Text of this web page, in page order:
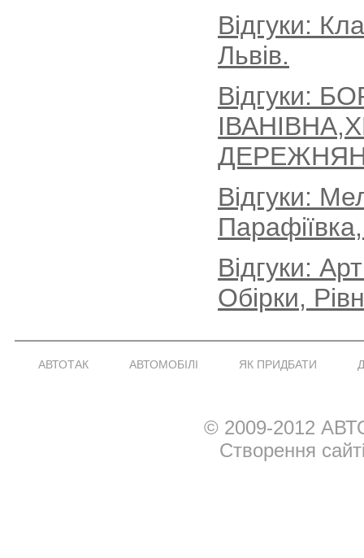
Відгуки:
Львів.
Відгуки:
Відгуки:
Відгуки:
Обірки,
АВТОТАК АВТОМОБІЛІ ЯК ПРИДБАТИ
© 2009-2012
Створення